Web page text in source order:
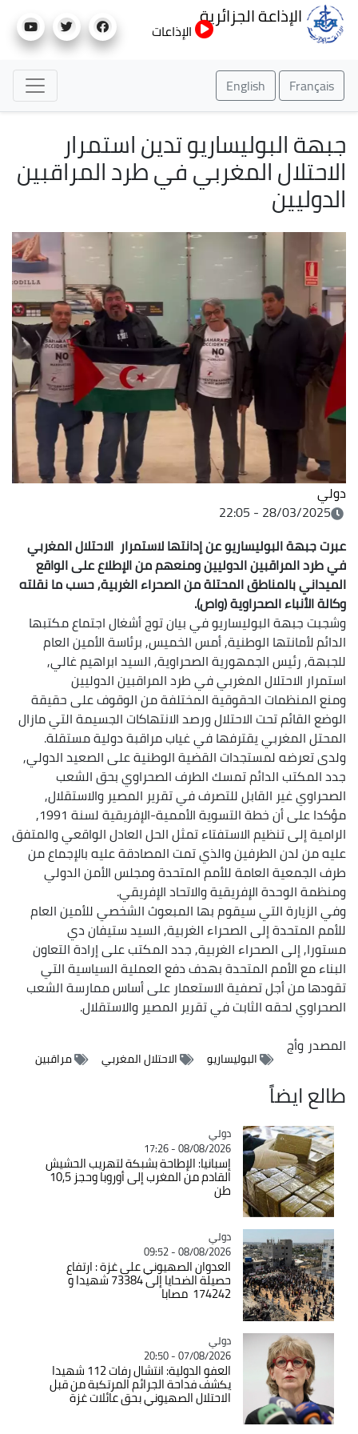
إلى
الإذاعة الجزائرية
الإذاعات
Français
English
جبهة البوليساريو تدين استمرار
الاحتلال المغربي في طرد المراقبين
الدوليين
دولي
28/03/2025 - 22:05
عبرت جبهة البوليساريو عن إدانتها لاستمرار الاحتلال المغربي
في طرد المراقبين الدوليين ومنعهم من الإطلاع على الواقع
الميداني بالمناطق المحتلة من الصحراء الغربية, حسب ما نقلته
وكالة الأنباء الصحراوية (واص).
وشجبت جبهة البوليساريو في بيان توج أشغال اجتماع مكتبها
الدائم لأمانتها الوطنية, أمس الخميس, برئاسة الأمين العام
للجبهة, رئيس الجمهورية الصحراوية, السيد ابراهيم غالي,
استمرار الاحتلال المغربي في طرد المراقبين الدوليين
ومنع المنظمات الحقوقية المختلفة من الوقوف على حقيقة
الوضع القائم تحت الاحتلال ورصد الانتهاكات الجسيمة التي مازال
المحتل المغربي يقترفها في غياب مراقبة دولية مستقلة.
ولدى تعرضه لمستجدات القضية الوطنية على الصعيد الدولي,
جدد المكتب الدائم تمسك الطرف الصحراوي بحق الشعب
الصحراوي غير القابل للتصرف في تقرير المصير والاستقلال,
مؤكدا على أن خطة التسوية الأممية-الإفريقية لسنة 1991,
الرامية إلى تنظيم الاستفتاء تمثل الحل العادل الواقعي والمتفق
عليه من لدن الطرفين والذي تمت المصادقة عليه بالإجماع من
طرف الجمعية العامة للأمم المتحدة ومجلس الأمن الدولي
ومنظمة الوحدة الإفريقية والاتحاد الإفريقي.
وفي الزيارة التي سيقوم بها المبعوث الشخصي للأمين العام
للأمم المتحدة إلى الصحراء الغربية, السيد ستيفان دي
مستورا, إلى الصحراء الغربية, جدد المكتب على إرادة التعاون
البناء مع الأمم المتحدة بهدف دفع العملية السياسية التي
تقودها من أجل تصفية الاستعمار على أساس ممارسة الشعب
الصحراوي لحقه الثابت في تقرير المصير والاستقلال.
المصدروأج
البوليساريو الاحتلال المغربي مراقبين
طالع ايضاً
Catégorie
دولي
08/08/2026 - 17:26
إسبانيا: الإطاحة بشبكة لتهريب الحشيش
القادم من المغرب إلى أوروبا وحجز 10,5
طن
Catégorie
دولي
08/08/2026 - 09:52
العدوان الصهيوني على غزة : ارتفاع
حصيلة الضحايا إلى 73384 شهيدا و
174242 مصابا
Catégorie
دولي
07/08/2026 - 20:50
العفو الدولية: انتشال رفات 112 شهيدا
يكشف فداحة الجرائم المرتكبة من قبل
الاحتلال الصهيوني بحق عائلات غزة